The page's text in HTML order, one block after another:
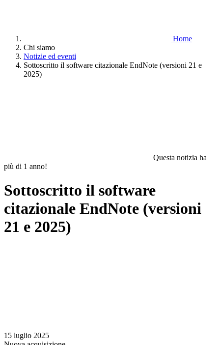
Home
Chi siamo
Notizie ed eventi
Sottoscritto il software citazionale EndNote (versioni 21 e
2025)
Questa notizia ha
più di 1 anno!
Sottoscritto il software
citazionale EndNote (versioni
21 e 2025)
15 luglio 2025